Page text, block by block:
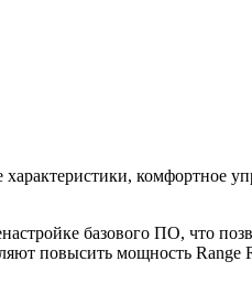
комфортное
базового ПО, что
повысить мощность Range